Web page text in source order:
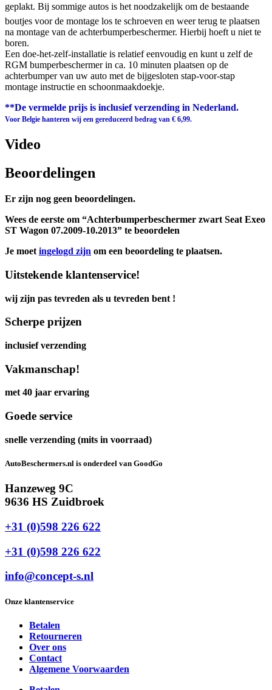
geplakt. Bij sommige autos is het noodzakelijk om de bestaande
boutjes voor de montage los te schroeven en weer terug te plaatsen
na montage van de achterbumperbeschermer. Hierbij hoeft u niet te
boren.
Een doe-het-zelf-installatie is relatief eenvoudig en kunt u zelf de
RGM bumperbeschermer in ca. 10 minuten plaatsen op de
achterbumper van uw auto met de bijgesloten stap-voor-stap
montage instructie en schoonmaakdoekje.
**De vermelde prijs is inclusief verzending in Nederland.
Voor Belgie hanteren wij een gereduceerd bedrag van € 6,99.
Video
Beoordelingen
Er zijn nog geen beoordelingen.
Wees de eerste om “Achterbumperbeschermer zwart Seat Exeo
ST Wagon 07.2009-10.2013” te beoordelen
Je moet ingelogd zijn om een beoordeling te plaatsen.
Uitstekende klantenservice!
wij zijn pas tevreden als u tevreden bent !
Scherpe prijzen
inclusief verzending
Vakmanschap!
met 40 jaar ervaring
Goede service
snelle verzending (mits in voorraad)
AutoBeschermers.nl is onderdeel van GoodGo
Hanzeweg 9C
9636 HS Zuidbroek
+31 (0)598 226 622
+31 (0)598 226 622
info@concept-s.nl
Onze klantenservice
Betalen
Retourneren
Over ons
Contact
Algemene Voorwaarden